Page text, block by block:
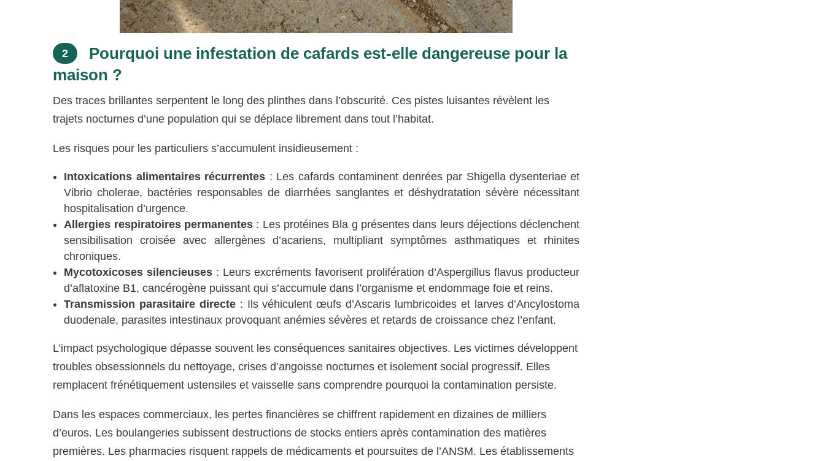
2
Pourquoi une infestation de cafards est-elle dangereuse pour la
maison ?
Des traces brillantes serpentent le long des plinthes dans l’obscurité. Ces pistes luisantes révèlent les
trajets nocturnes d’une population qui se déplace librement dans tout l’habitat.
Les risques pour les particuliers s’accumulent insidieusement :
Intoxications alimentaires récurrentes : Les cafards contaminent denrées par Shigella dysenteriae et
Vibrio cholerae, bactéries responsables de diarrhées sanglantes et déshydratation sévère nécessitant
hospitalisation d’urgence.
Allergies respiratoires permanentes: Les protéines Bla g présentes dans leurs déjections déclenchent
sensibilisation croisée avec allergènes d’acariens, multipliant symptômes asthmatiques et rhinites
chroniques.
Mycotoxicoses silencieuses : Leurs excréments favorisent prolifération d’Aspergillus flavus producteur
d’aflatoxine B1, cancérogène puissant qui s’accumule dans l’organisme et endommage foie et reins.
Transmission parasitaire directe: Ils véhiculent œufs d’Ascaris lumbricoides et larves d’Ancylostoma
duodenale, parasites intestinaux provoquant anémies sévères et retards de croissance chez l’enfant.
L’impact psychologique dépasse souvent les conséquences sanitaires objectives. Les victimes développent
troubles obsessionnels du nettoyage, crises d’angoisse nocturnes et isolement social progressif. Elles
remplacent frénétiquement ustensiles et vaisselle sans comprendre pourquoi la contamination persiste.
Dans les espaces commerciaux, les pertes financières se chiffrent rapidement en dizaines de milliers
d’euros. Les boulangeries subissent destructions de stocks entiers après contamination des matières
premières. Les pharmacies risquent rappels de médicaments et poursuites de l’ANSM. Les établissements